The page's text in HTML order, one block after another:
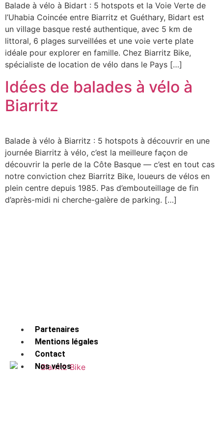
Balade à vélo à Bidart : 5 hotspots et la Voie Verte de
l’Uhabia Coincée entre Biarritz et Guéthary, Bidart est
un village basque resté authentique, avec 5 km de
littoral, 6 plages surveillées et une voie verte plate
idéale pour explorer en famille. Chez Biarritz Bike,
spécialiste de location de vélo dans le Pays […]
Idées de balades à vélo à
Biarritz
Balade à vélo à Biarritz : 5 hotspots à découvrir en une
journée Biarritz à vélo, c’est la meilleure façon de
découvrir la perle de la Côte Basque — c’est en tout cas
notre conviction chez Biarritz Bike, loueurs de vélos en
plein centre depuis 1985. Pas d’embouteillage de fin
d’après-midi ni cherche-galère de parking. […]
Partenaires
Mentions légales
Contact
Nos vélos